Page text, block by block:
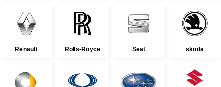
Renault Rolls-Royce Seat skoda